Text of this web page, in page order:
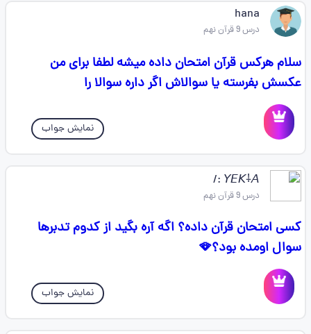
hana
درس 9 قرآن نهم
سلام هرکس قرآن امتحان داده میشه لطفا برای من
عکسش بفرسته یا سوالاش اگر داره سوالا را
نمایش جواب
𝘠𝘌𝘒⸸𝘈 :/
درس 9 قرآن نهم
کسی امتحان قرآن داده؟ اگه آره بگید از کدوم تدبر‌ها
سوال اومده بود؟🪭
نمایش جواب